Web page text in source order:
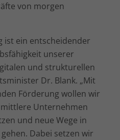
von morgen
ist ein entscheidender
unserer
und strukturellen
Dr. Blank. „Mit
Förderung wollen wir
Unternehmen
und neue Wege in
Dabei setzen wir